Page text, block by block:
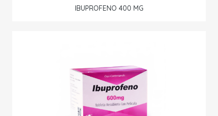
IBUPROFENO 400 MG